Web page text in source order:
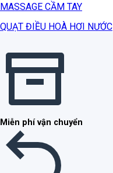
MASSAGE CẦM TAY
QUẠT ĐIỀU HOÀ HƠI NƯỚC
Miễn phí vận chuyển